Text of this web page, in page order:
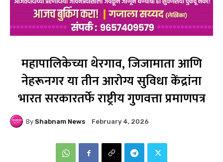
महापालिकेच्या थेरगाव, जिजामाता आणि
नेहरूनगर या तीन आरोग्य सुविधा केंद्रांना
भारत सरकारतर्फे राष्ट्रीय गुणवत्ता प्रमाणपत्र
By Shabnam News February 4, 2026